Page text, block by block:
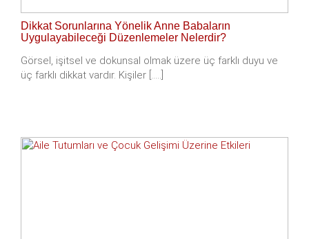
Dikkat Sorunlarına Yönelik Anne Babaların
Uygulayabileceği Düzenlemeler Nelerdir?
Görsel, işitsel ve dokunsal olmak üzere üç farklı duyu ve
üç farklı dikkat vardır. Kişiler [.....]